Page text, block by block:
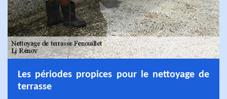
Les périodes propices pour le nettoyage de
terrasse